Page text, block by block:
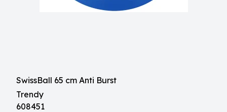
SwissBall 65 cm Anti Burst
Trendy
608451